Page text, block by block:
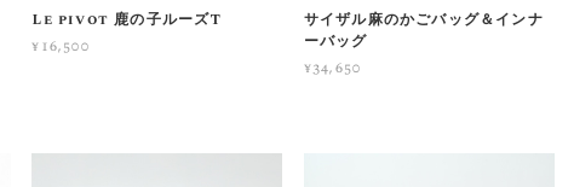
Le pivot 鹿の子ルーズT
¥16,500
サイザル麻のかごバッグ＆インナ
ーバッグ
¥34,650